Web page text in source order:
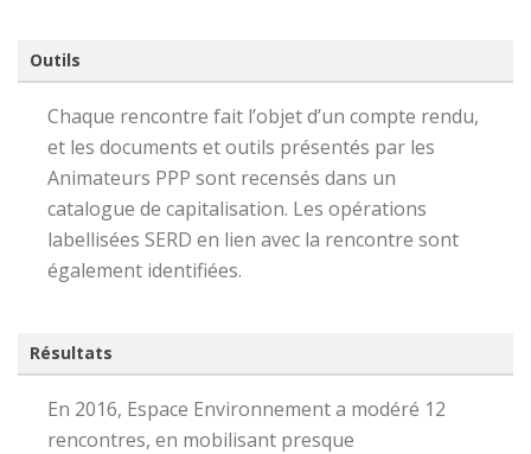
Outils
Chaque rencontre fait l’objet d’un compte rendu,
et les documents et outils présentés par les
Animateurs PPP sont recensés dans un
catalogue de capitalisation. Les opérations
labellisées SERD en lien avec la rencontre sont
également identifiées.
Résultats
En 2016, Espace Environnement a modéré 12
rencontres, en mobilisant presque